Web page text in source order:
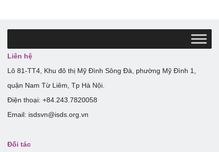
Liên hệ
Lô 81-TT4, Khu đô thị Mỹ Đình Sông Đà, phường Mỹ Đình 1,
quận Nam Từ Liêm, Tp Hà Nội.
Điện thoại: +84.243.7820058
Email: isdsvn@isds.org.vn
Đối tác